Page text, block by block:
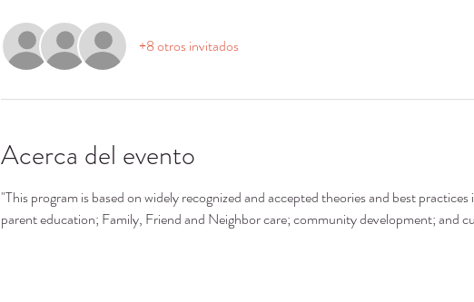
+8 otros invitados
Acerca del evento
"This program is based on widely recognized and accepted theories and best
parent education; Family, Friend and Neighbor care; community development; and